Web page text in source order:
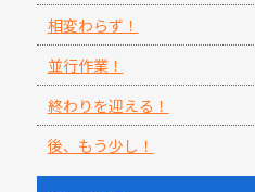
相変わらず！
並行作業！
終わりを迎える！
後、もう少し！